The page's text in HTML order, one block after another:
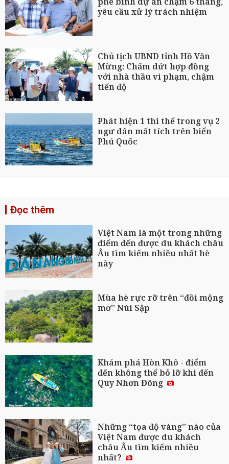
yêu cầu xử lý trách nhiệm
Chủ tịch UBND tỉnh Hồ Văn
Mừng: Chấm dứt hợp đồng
với nhà thầu vi phạm, chậm
tiến độ
Phát hiện 1 thi thể trong vụ 2
ngư dân mất tích trên biển
Phú Quốc
Đọc thêm
Việt Nam là một trong những
điểm đến được du khách châu
Âu tìm kiếm nhiều nhất hè
này
Mùa hè rực rỡ trên “đồi mộng
mơ” Núi Sập
Khám phá Hòn Khô - điểm
đến không thể bỏ lỡ khi đến
Quy Nhơn Đông
Những “tọa độ vàng” nào của
Việt Nam được du khách
châu Âu tìm kiếm nhiều
nhất?